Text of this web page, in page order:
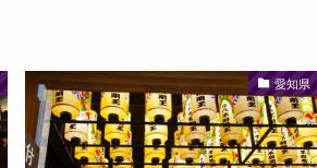
愛知県